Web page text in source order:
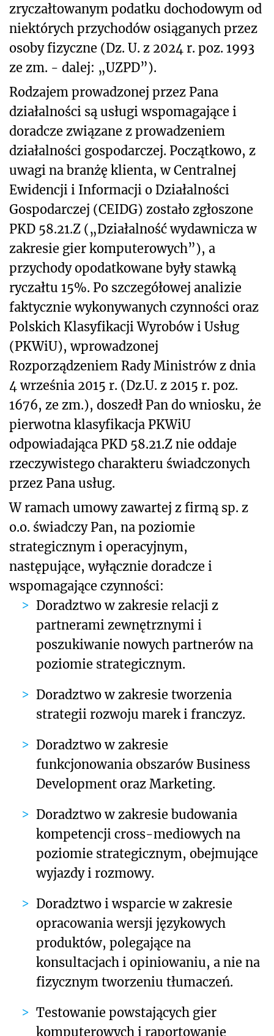
zryczałtowanym podatku dochodowym od
niektórych przychodów osiąganych przez
osoby fizyczne (Dz. U. z 2024 r. poz. 1993
ze zm. - dalej: „UZPD”).
Rodzajem prowadzonej przez Pana
działalności są usługi wspomagające i
doradcze związane z prowadzeniem
działalności gospodarczej. Początkowo, z
uwagi na branżę klienta, w Centralnej
Ewidencji i Informacji o Działalności
Gospodarczej (CEIDG) zostało zgłoszone
PKD 58.21.Z („Działalność wydawnicza w
zakresie gier komputerowych”), a
przychody opodatkowane były stawką
ryczałtu 15%. Po szczegółowej analizie
faktycznie wykonywanych czynności oraz
Polskich Klasyfikacji Wyrobów i Usług
(PKWiU), wprowadzonej
Rozporządzeniem Rady Ministrów z dnia
4 września 2015 r. (Dz.U. z 2015 r. poz.
1676, ze zm.), doszedł Pan do wniosku, że
pierwotna klasyfikacja PKWiU
odpowiadająca PKD 58.21.Z nie oddaje
rzeczywistego charakteru świadczonych
przez Pana usług.
W ramach umowy zawartej z firmą sp. z
o.o. świadczy Pan, na poziomie
strategicznym i operacyjnym,
następujące, wyłącznie doradcze i
wspomagające czynności:
Doradztwo w zakresie relacji z
partnerami zewnętrznymi i
poszukiwanie nowych partnerów na
poziomie strategicznym.
Doradztwo w zakresie tworzenia
strategii rozwoju marek i franczyz.
Doradztwo w zakresie
funkcjonowania obszarów Business
Development oraz Marketing.
Doradztwo w zakresie budowania
kompetencji cross-mediowych na
poziomie strategicznym, obejmujące
wyjazdy i rozmowy.
Doradztwo i wsparcie w zakresie
opracowania wersji językowych
produktów, polegające na
konsultacjach i opiniowaniu, a nie na
fizycznym tworzeniu tłumaczeń.
Testowanie powstających gier
komputerowych i raportowanie